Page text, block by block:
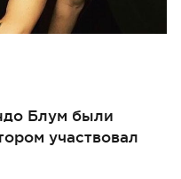
Блум были
участвовал